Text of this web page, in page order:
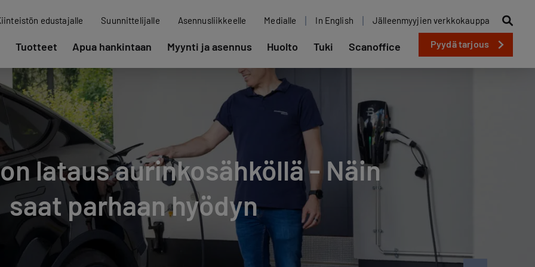
edustajalle Suunnittelijalle Asennusliikkeelle Medialle In English Jälleenmyyjien verkkokauppa
Tuotteet Apua hankintaan Myynti ja asennus Huolto Tuki Scanoffice Pyydä tarjous
lataus aurinkosähköllä - Näin
saat parhaan hyödyn